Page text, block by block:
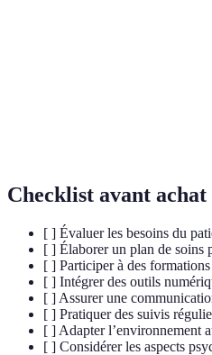
Checklist avant achat
[ ] Évaluer les besoins du
[ ] Élaborer un plan de soins
[ ] Participer à des
[ ] Intégrer des outils
[ ] Assurer une
[ ] Pratiquer des suivis
[ ] Adapter l’environnement
[ ] Considérer les aspects